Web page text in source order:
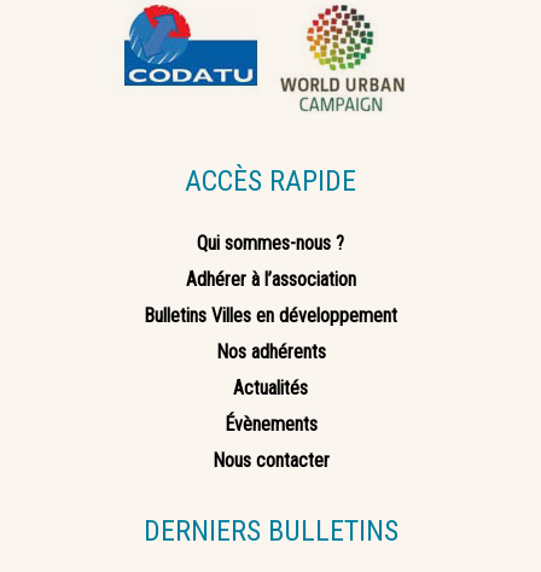
ACCÈS RAPIDE
Qui sommes-nous ?
Adhérer à l’association
Bulletins Villes en développement
Nos adhérents
Actualités
Évènements
Nous contacter
DERNIERS BULLETINS